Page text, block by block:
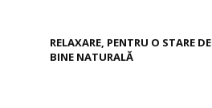
RELAXARE, PENTRU O STARE DE
BINE NATURALĂ